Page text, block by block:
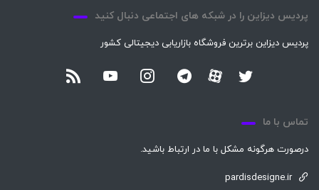
پردیس دیزاین را در شبکه های اجتماعی دنبال کنید
پردیس دیزاین برترین فروشگاه بازاریابی دیجیتالی کشور
تماس با ما
درصورت هرگونه مشکل با ما در ارتباط باشید.
pardisdesigne.ir